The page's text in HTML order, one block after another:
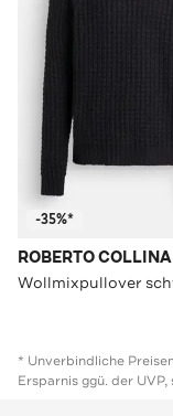
-35%*
ROBERTO COLLINA
Wollmixpullover
* Unverbindliche
Ersparnis ggü. der